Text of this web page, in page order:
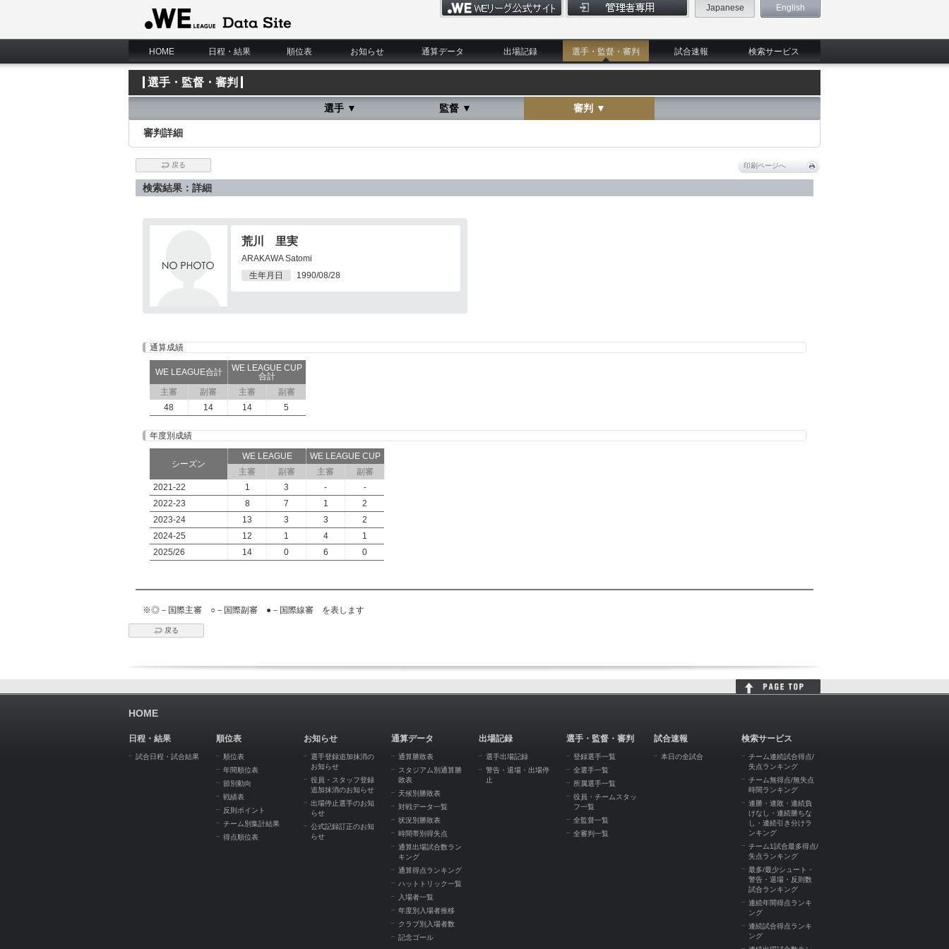
WE LEAGUE Data Site
Japanese English
HOME 日程・結果 順位表 お知らせ 通算データ 出場記録 選手・監督・審判 試合速報 検索サービス
選手・監督・審判
選手 ▼ 監督 ▼ 審判 ▼
審判詳細
戻る 印刷ページへ
検索結果：詳細
荒川 里実
ARAKAWA Satomi
生年月日
1990/08/28
通算成績
WE LEAGUE合計
WE LEAGUE CUP
合計
主審
副審 主審
副審
48
14 14 5
年度別成績
シーズン
WE LEAGUE
WE LEAGUE CUP
主審
副審 主審
副審
2021-22
1 3 -
-
2022-23
8 7 1
2
2023-24
13 3 3
2
2024-25
12 1 4
1
2025/26
14 0 6 0
※◎－国際主審 ○－国際副審 ●－国際線審 を表します
戻る
HOME
日程・結果
試合日程・試合結果
順位表
順位表
年間順位表
節別動向
戦績表
反則ポイント
チーム別集計結果
得点順位表
お知らせ
選手登録追加抹消の
お知らせ
役員・スタッフ登録
追加抹消のお知らせ
出場停止選手のお知
らせ
公式記録訂正のお知
らせ
通算データ
通算勝敗表
スタジアム別通算勝
敗表
天候別勝敗表
対戦データ一覧
状況別勝敗表
時間帯別得失点
通算出場試合数ラン
キング
通算得点ランキング
ハットトリック一覧
入場者一覧
年度別入場者推移
クラブ別入場者数
記念ゴール
出場記録
選手出場記録
警告・退場・出場停
止
選手・監督・審判
登録選手一覧
全選手一覧
所属選手一覧
役員・チームスタッ
フ一覧
全監督一覧
全審判一覧
試合速報
本日の全試合
検索サービス
チーム連続試合得点/
失点ランキング
チーム無得点/無失点
時間ランキング
連勝・連敗・連続負
けなし・連続勝ちな
し・連続引き分けラ
ンキング
チーム1試合最多得点/
失点ランキング
最多/最少シュート・
警告・退場・反則数
試合ランキング
連続年間得点ランキ
ング
連続試合得点ランキ
ング